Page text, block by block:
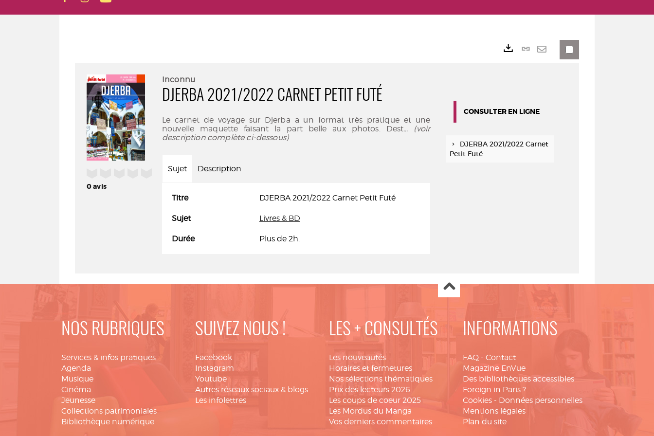
0avis
Inconnu
DJERBA 2021/2022 CARNET PETIT FUTÉ
Le carnet de voyage sur Djerba a un format très pratique et une
nouvelle maquette faisant la part belle aux photos. Dest... (voir
description complète ci-dessous)
Sujet Description
Titre DJERBA 2021/2022 Carnet Petit Futé
Sujet Livres & BD
Durée Plus de 2h.
Lien
CONSULTER EN LIGNE
DJERBA 2021/2022 Carnet
Petit Futé
NOS RUBRIQUES
Services & infos pratiques
Agenda
Musique
Cinéma
Jeunesse
Collections patrimoniales
Bibliothèque numérique
SUIVEZ NOUS !
Facebook
Instagram
Youtube
Autres réseaux sociaux & blogs
Les infolettres
LES + CONSULTÉS
Les nouveautés
Horaires et fermetures
Nos sélections thématiques
Prix des lecteurs 2026
Les coups de coeur 2025
Les Mordus du Manga
Vos derniers commentaires
INFORMATIONS
FAQ - Contact
Magazine EnVue
Des bibliothèques accessibles
Foreign in Paris ?
Cookies - Données personnelles
Mentions légales
Plan du site